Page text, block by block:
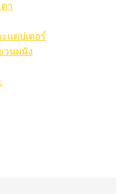
า
แดปเตอร์
วนผนัง